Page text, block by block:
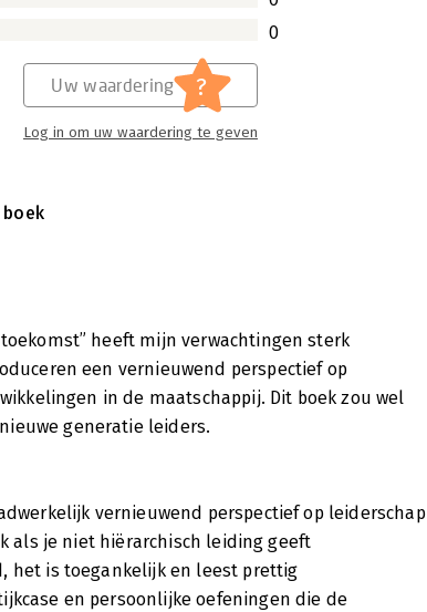
0
Uw waardering ?
Log in om uw waardering te geven
heeft mijn verwachtingen sterk
een vernieuwend perspectief op
in de maatschappij. Dit boek zou wel
generatie leiders.
vernieuwend perspectief op leiderschap
als je niet hiërarchisch leiding geeft
het is toegankelijk en leest prettig
en persoonlijke oefeningen die de